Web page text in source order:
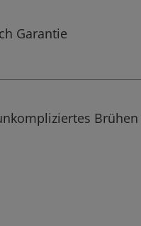
Garantie
Brühen